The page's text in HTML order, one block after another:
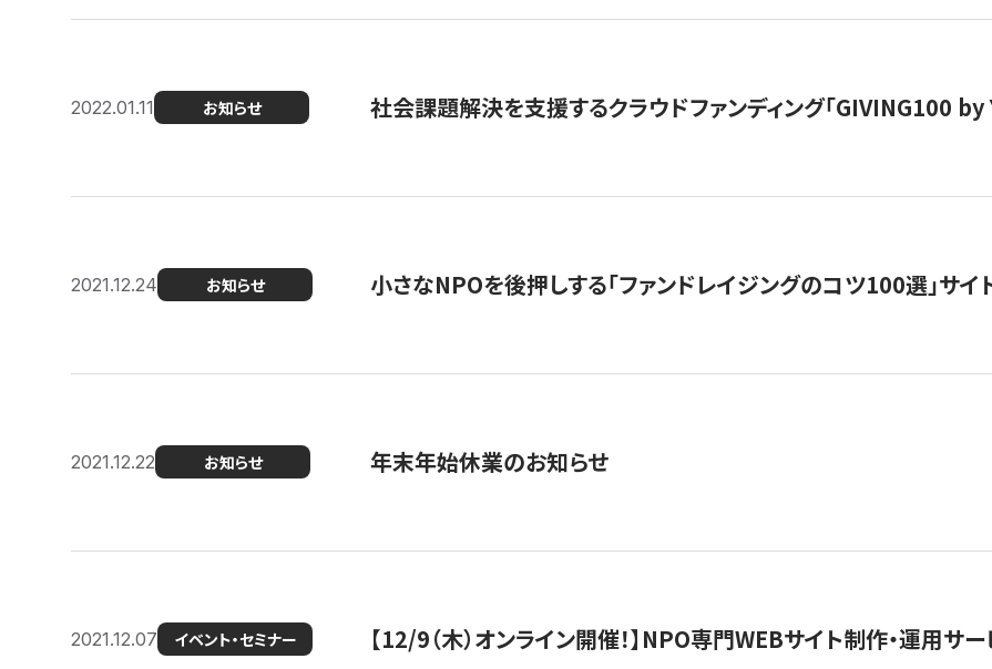
2022.01.11 お知らせ 社会課題解決を支援するクラウドファンディング「GIVING100
2021.12.24 お知らせ 小さなNPOを後押しする「ファンドレイジングのコツ100選」サイ
2021.12.22 お知らせ 年末年始休業のお知らせ
2021.12.07 イベント・セミナー 【12/9（木）オンライン開催！】NPO専門WEBサイト制作・運用サ